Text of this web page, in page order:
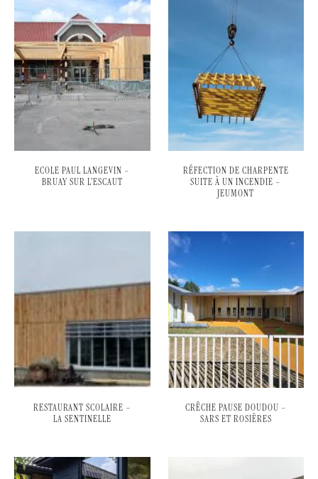
ECOLE PAUL LANGEVIN –
BRUAY SUR L’ESCAUT
RÉFECTION DE CHARPENTE
SUITE À UN INCENDIE –
JEUMONT
RESTAURANT SCOLAIRE –
LA SENTINELLE
CRÊCHE PAUSE DOUDOU –
SARS ET ROSIÈRES